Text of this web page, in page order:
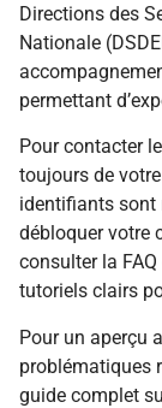
Directions des
Nationale
permettant
Pour contacter
toujours de
identifiants sont
débloquer votre
consulter la
tutoriels clairs
Pour un aperçu
problématiques
guide complet